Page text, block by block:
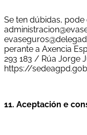
Se ten dúbidas, pode
perante a Axencia
293 183 / Rúa Jorge
https://
11. Aceptación e